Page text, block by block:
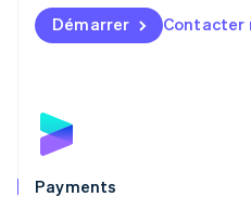
Démarrer Contacter
Payments
English简体中文
Malte
Norvège
English
English